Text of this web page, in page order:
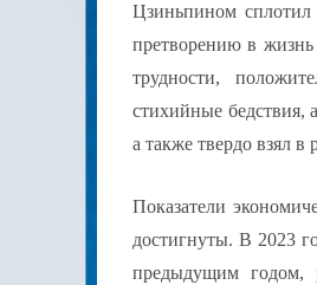
Цзиньпином сплотил
претворению в
трудности,
стихийные бедствия,
а также твердо взял
Показатели
достигнуты. В 2023
предыдущим годом,